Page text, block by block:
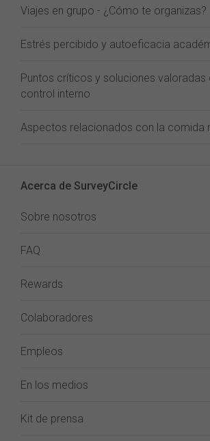
Viajes en grupo - ¿Cómo te organizas?
Estrés percibido y autoeficacia
Puntos críticos y soluciones valoradas
control interno
Aspectos relacionados con la comida
Acerca de SurveyCircle
Sobre nosotros
FAQ
Rewards
Colaboradores
Empleos
En los medios
Kit de prensa